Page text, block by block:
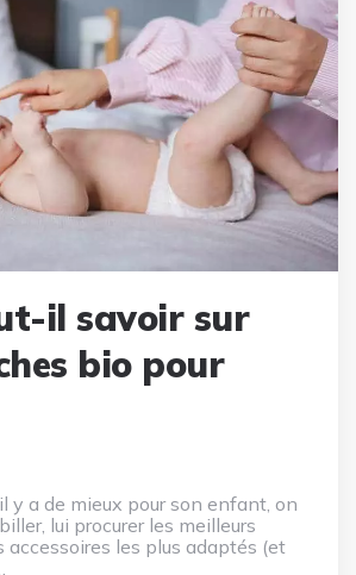
il savoir sur
bio pour
y a de mieux pour son enfant, on
lui procurer les meilleurs
accessoires les plus adaptés (et